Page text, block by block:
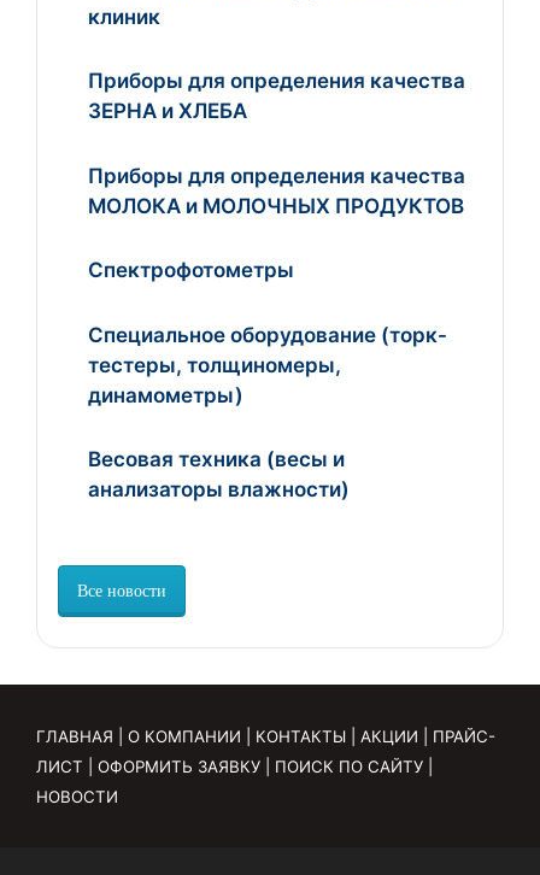
клиник
Приборы для определения качества
ЗЕРНА и ХЛЕБА
Приборы для определения качества
МОЛОКА и МОЛОЧНЫХ ПРОДУКТОВ
Спектрофотометры
Специальное оборудование (торк-
тестеры, толщиномеры,
динамометры)
Весовая техника (весы и
анализаторы влажности)
Все новости
ГЛАВНАЯ О КОМПАНИИ КОНТАКТЫ АКЦИИ
ПРАЙС-
ЛИСТ
ОФОРМИТЬ ЗАЯВКУ ПОИСК ПО САЙТУ
НОВОСТИ